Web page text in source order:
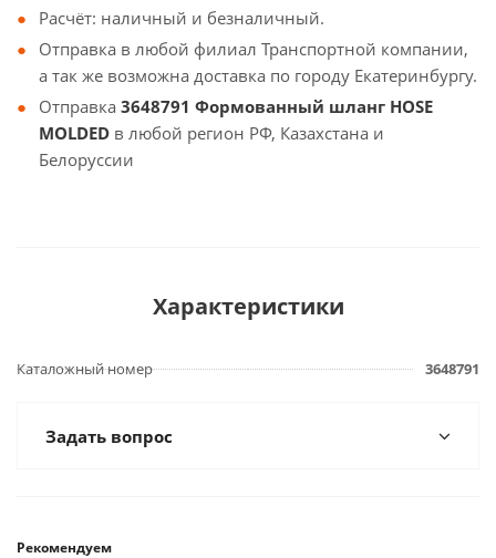
Расчёт: наличный и безналичный.
Отправка в любой филиал Транспортной компании,
а так же возможна доставка по городу Екатеринбургу.
Отправка 3648791 Формованный шланг HOSE
MOLDED в любой регион РФ, Казахстана и
Белоруссии
Характеристики
Каталожный номер 3648791
Задать вопрос
Рекомендуем